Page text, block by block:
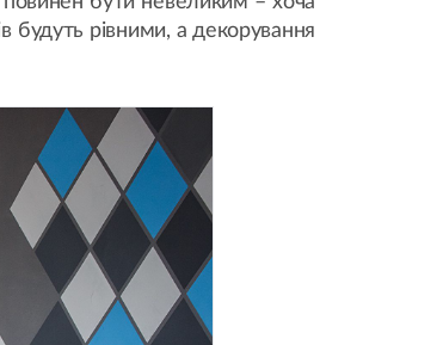
рівними, а декорування